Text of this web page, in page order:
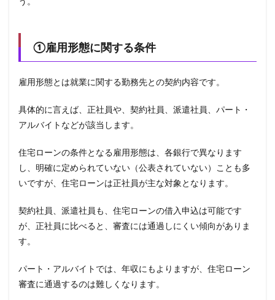
①雇用形態に関する条件
雇用形態とは就業に関する勤務先との契約内容です。
具体的に言えば、正社員や、契約社員、派遣社員、パート・
アルバイトなどが該当します。
住宅ローンの条件となる雇用形態は、各銀行で異なります
し、明確に定められていない（公表されていない）ことも多
いですが、住宅ローンは正社員が主な対象となります。
契約社員、派遣社員も、住宅ローンの借入申込は可能です
が、正社員に比べると、審査には通過しにくい傾向がありま
す。
パート・アルバイトでは、年収にもよりますが、住宅ローン
審査に通過するのは難しくなります。